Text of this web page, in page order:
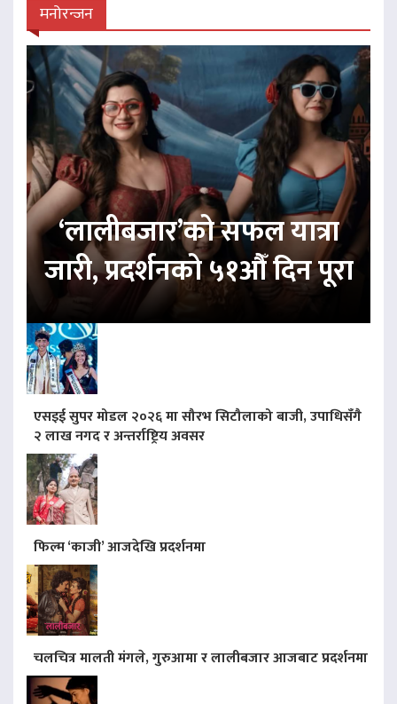
मनोरन्जन
‘लालीबजार’को सफल यात्रा
जारी, प्रदर्शनको ५१औँ दिन पूरा
एसइई सुपर मोडल २०२६ मा सौरभ सिटौलाको बाजी, उपाधिसँगै
२ लाख नगद र अन्तर्राष्ट्रिय अवसर
फिल्म ‘काजी’ आजदेखि प्रदर्शनमा
चलचित्र मालती मंगले, गुरुआमा र लालीबजार आजबाट प्रदर्शनमा